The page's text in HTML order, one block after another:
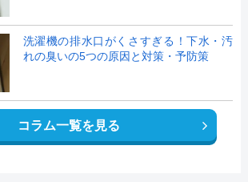
洗濯機の排水口がくさすぎる！下水・汚
れの臭いの5つの原因と対策・予防策
コラム一覧を見る